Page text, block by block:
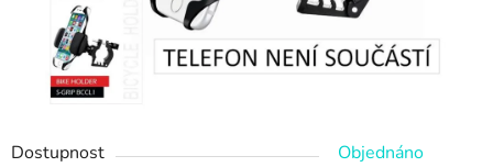
Dostupnost
Objednáno